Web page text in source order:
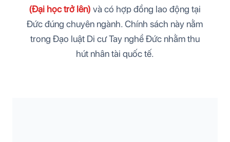
(Đại học trở lên) và có hợp đồng lao động tại
Đức đúng chuyên ngành. Chính sách này nằm
trong Đạo luật Di cư Tay nghề Đức nhằm thu
hút nhân tài quốc tế.